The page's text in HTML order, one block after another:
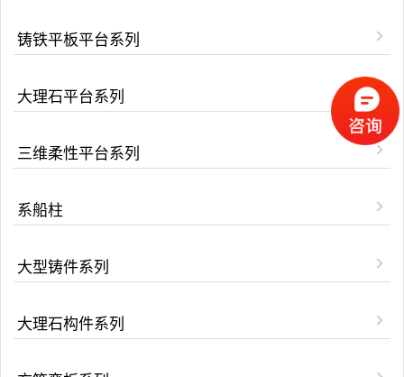
铸铁平板平台系列
大理石平台系列
三维柔性平台系列
系船柱
大型铸件系列
大理石构件系列